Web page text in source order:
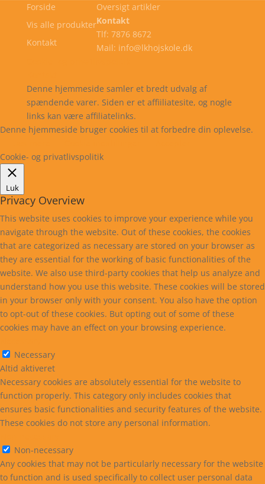
Forside
Vis alle produkter
Kontakt
Oversigt artikler
Kontakt
Tlf: 7876 8672
Mail: info@lkhojskole.dk
Denne hjemmeside samler et bredt udvalg af
spændende varer. Siden er et affiiliatesite, og nogle
links kan være affiliatelinks.
Denne hjemmeside bruger cookies til at forbedre din oplevelse.
Cookie- og privatlivspolitik
Luk
Privacy Overview
This website uses cookies to improve your experience while you
navigate through the website. Out of these cookies, the cookies
that are categorized as necessary are stored on your browser as
they are essential for the working of basic functionalities of the
website. We also use third-party cookies that help us analyze and
understand how you use this website. These cookies will be stored
in your browser only with your consent. You also have the option
to opt-out of these cookies. But opting out of some of these
cookies may have an effect on your browsing experience.
Necessary
Altid aktiveret
Necessary cookies are absolutely essential for the website to
function properly. This category only includes cookies that
ensures basic functionalities and security features of the website.
These cookies do not store any personal information.
Non-necessary
Any cookies that may not be particularly necessary for the website
to function and is used specifically to collect user personal data